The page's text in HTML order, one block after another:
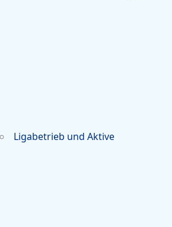
Ligabetrieb und Aktive